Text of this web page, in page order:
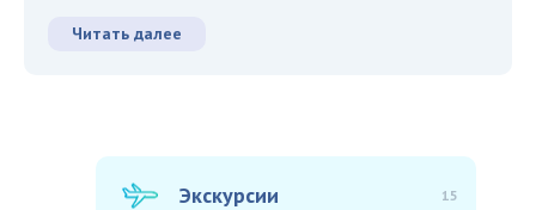
Читать далее
Экскурсии 15